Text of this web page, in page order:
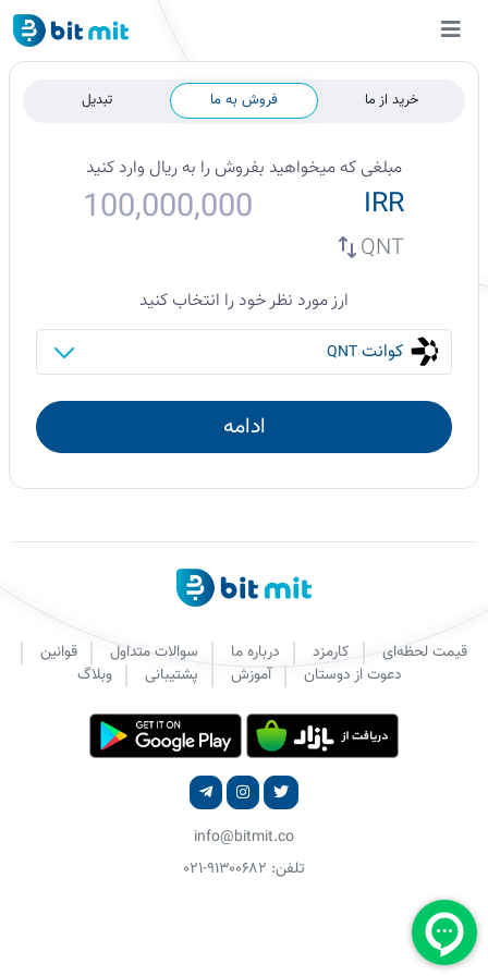
خرید از ما فروش به ما تبدیل
مبلغی که میخواهید بفروش را به ریال وارد کنید
IRR
QNT
ارز مورد نظر خود را انتخاب کنید
کوانتQNT
ادامه
قیمت لحظه‌ای کارمزد درباره ما سوالات متداول
قوانین
دعوت از دوستان
آموزش پشتیبانی وبلاگ
info@bitmit.co
تلفن: ۹۱۳۰۰۶۸۲-۰۲۱